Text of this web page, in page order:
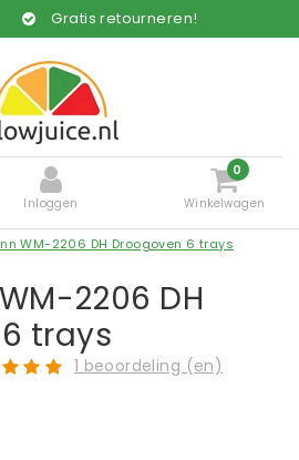
Gratis retourneren!
Inloggen
0
Winkelwagen
WM-2206 DH Droogoven 6 trays
2206 DH
trays
1 beoordeling (en)